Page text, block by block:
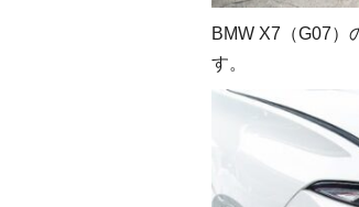
BMW X7（G07）
す。